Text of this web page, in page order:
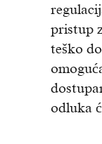
pristup
teško
odluka